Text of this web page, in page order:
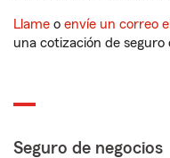
Llame o envíe un correo
una cotización de seguro
Seguro de negocios